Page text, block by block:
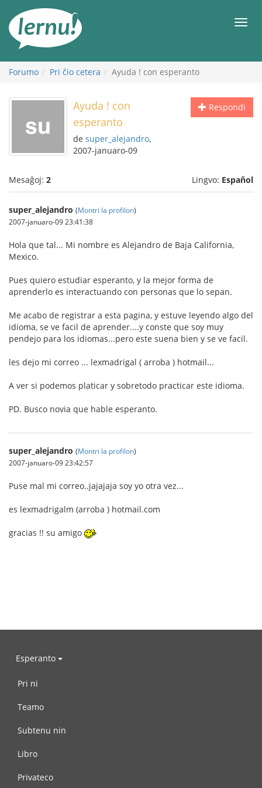
enhavo
Forumo Pri ĉio cetera Ayuda ! con esperanto
Respondi
Ayuda ! con
esperanto
de super_alejandro,
2007-januaro-09
Mesaĝoj: 2 Lingvo: Español
super_alejandro (Montri la profilon)
2007-januaro-09 23:41:38
Hola que tal... Mi nombre es Alejandro de Baja California,
Mexico.
Pues quiero estudiar esperanto, y la mejor forma de
aprenderlo es interactuando con personas que lo sepan.
Me acabo de registrar a esta pagina, y estuve leyendo algo del
idioma, se ve facil de aprender....y conste que soy muy
pendejo para los idiomas...pero este suena bien y se ve facil.
les dejo mi correo ... lexmadrigal ( arroba ) hotmail...
A ver si podemos platicar y sobretodo practicar este idioma.
PD. Busco novia que hable esperanto.
super_alejandro (Montri la profilon)
2007-januaro-09 23:42:57
Puse mal mi correo..jajajaja soy yo otra vez...
es lexmadrigalm (arroba ) hotmail.com
gracias !! su amigo
Esperanto
Pri ni
Teamo
Subtenu nin
Libro
Privateco